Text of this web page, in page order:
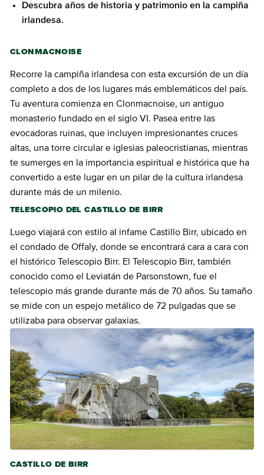
Descubra años de historia y patrimonio en la campiña
irlandesa.
CLONMACNOISE
Recorre la campiña irlandesa con esta excursión de un día
completo a dos de los lugares más emblemáticos del país.
Tu aventura comienza en Clonmacnoise, un antiguo
monasterio fundado en el siglo VI. Pasea entre las
evocadoras ruinas, que incluyen impresionantes cruces
altas, una torre circular e iglesias paleocristianas, mientras
te sumerges en la importancia espiritual e histórica que ha
convertido a este lugar en un pilar de la cultura irlandesa
durante más de un milenio.
TELESCOPIO DEL CASTILLO DE BIRR
Luego viajará con estilo al infame Castillo Birr, ubicado en
el condado de Offaly, donde se encontrará cara a cara con
el histórico Telescopio Birr. El Telescopio Birr, también
conocido como el Leviatán de Parsonstown, fue el
telescopio más grande durante más de 70 años. Su tamaño
se mide con un espejo metálico de 72 pulgadas que se
utilizaba para observar galaxias.
CASTILLO DE BIRR